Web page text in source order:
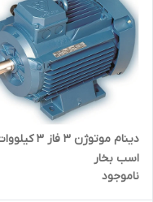
اسب بخار
ناموجود